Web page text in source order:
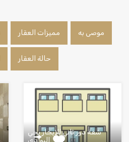
موصى به مميزات العقار
حالة العقار
شقة دور ثاني للإيجار بحي